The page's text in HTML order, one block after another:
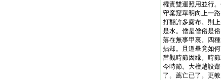
權實雙運照用並行
守窠窟單明向上一
打翻許多露布。則
是水。僧是僧俗是
落在無事甲裏。四
拈却。且道畢竟如
當觀時節因縁。時
今時節。大檀越設
了。薦亡已了。更